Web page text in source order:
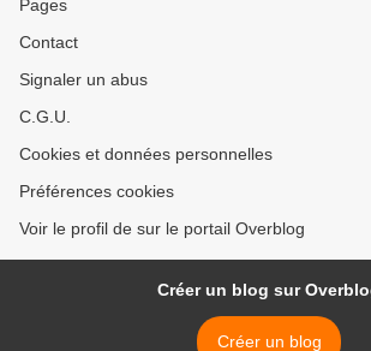
Pages
Contact
Signaler un abus
C.G.U.
Cookies et données personnelles
Préférences cookies
Voir le profil de sur le portail Overblog
Créer un blog sur
Créer un blog